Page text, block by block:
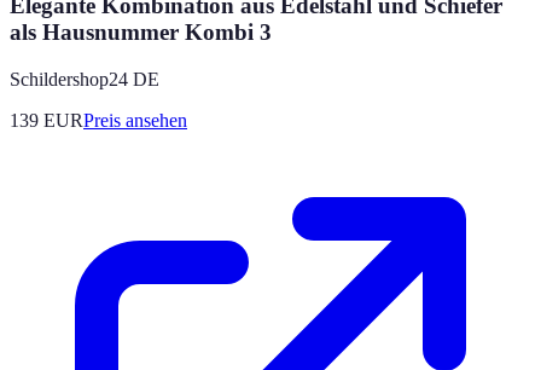
Elegante Kombination aus Edelstahl und Schiefer
als Hausnummer Kombi 3
Schildershop24 DE
139 EURPreis ansehen